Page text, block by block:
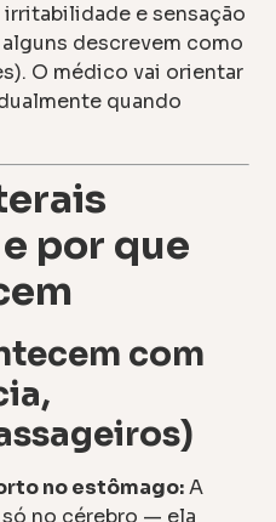
e sensação
descrevem como
O médico vai orientar
quando
por que
com
no estômago:A
no cérebro — ela